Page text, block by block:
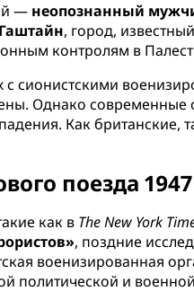
— неопознанный
, город,
контролям в
с сионистскими
Однако современные
Как британские,
поезда
как в The New York
, поздние
военизированная
политической и